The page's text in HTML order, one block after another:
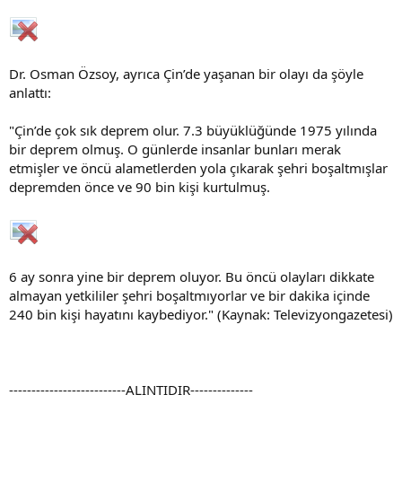
Dr. Osman Özsoy, ayrıca Çin’de yaşanan bir olayı da şöyle
anlattı:
"Çin’de çok sık deprem olur. 7.3 büyüklüğünde 1975 yılında
bir deprem olmuş. O günlerde insanlar bunları merak
etmişler ve öncü alametlerden yola çıkarak şehri boşaltmışlar
depremden önce ve 90 bin kişi kurtulmuş.
6 ay sonra yine bir deprem oluyor. Bu öncü olayları dikkate
almayan yetkililer şehri boşaltmıyorlar ve bir dakika içinde
240 bin kişi hayatını kaybediyor." (Kaynak: Televizyongazetesi)
--------------------------ALINTIDIR--------------